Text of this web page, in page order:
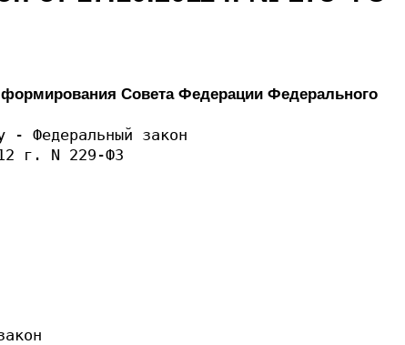
Совета Федерации Федерального
закон
г. N 229-ФЗ